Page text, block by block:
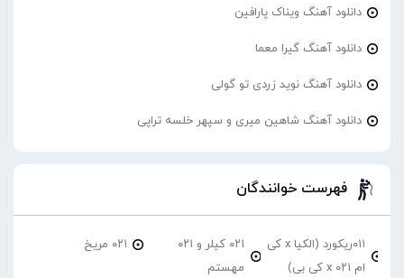
دانلود آهنگ ویناک پارافین
دانلود آهنگ گیرا معما
دانلود آهنگ نوید زردی تو گولی
دانلود آهنگ شاهین میری و سپهر خلسه تراپی
فهرست خوانندگان
۰۱۱ریکورد (الکیا x کی
ام ۰۲۱ x کی بی)
۰۲۱ کیلر و ۰۲۱
مهستم
۰۲۱ مریخ